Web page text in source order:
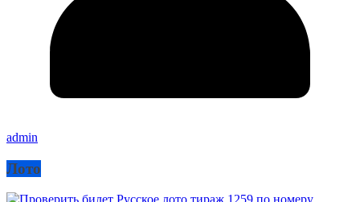
admin
Лото